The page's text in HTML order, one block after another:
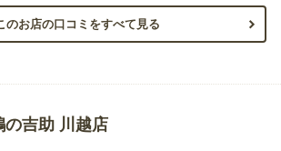
のお店の口コミをすべて見る
の吉助 川越店